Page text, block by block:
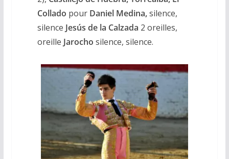
Collado pour Daniel Medina,silence,
silence Jesús de la Calzada 2 oreilles,
oreille Jarocho silence, silence.